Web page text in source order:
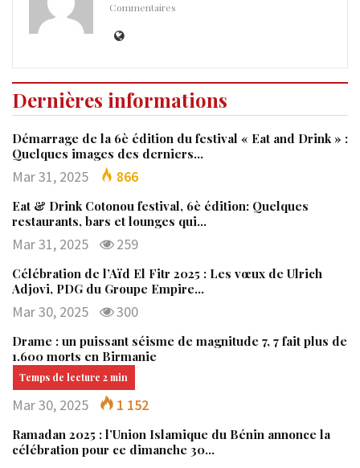
Commentaires
Dernières informations
Démarrage de la 6è édition du festival « Eat and Drink » :
Quelques images des derniers…
Mar 31, 2025 866
Eat & Drink Cotonou festival, 6è édition: Quelques
restaurants, bars et lounges qui…
Mar 31, 2025 259
Célébration de l’Aïd El Fitr 2025 : Les vœux de Ulrich
Adjovi, PDG du Groupe Empire…
Mar 30, 2025 300
Drame : un puissant séisme de magnitude 7, 7 fait plus de
1.600 morts en Birmanie
Mar 30, 2025 1 152
Ramadan 2025 : l’Union Islamique du Bénin annonce la
célébration pour ce dimanche 30…